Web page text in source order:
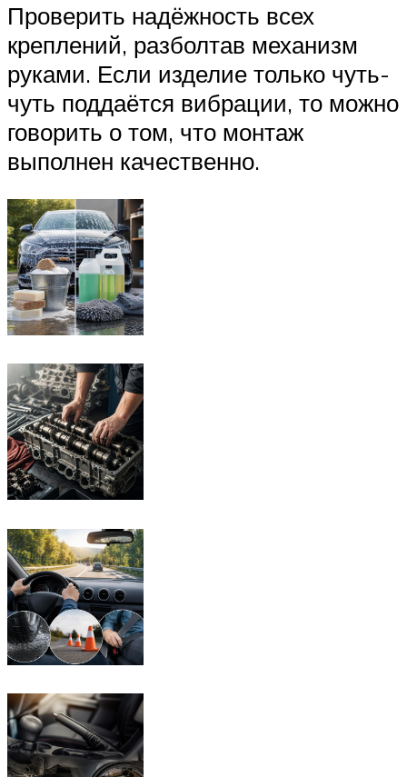
Проверить надёжность всех
креплений, разболтав механизм
руками. Если изделие только чуть-
чуть поддаётся вибрации, то можно
говорить о том, что монтаж
выполнен качественно.